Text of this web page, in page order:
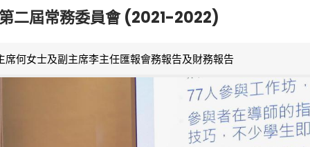
二屆常務委員會 (2021-2022)
席何女士及副主席李主任匯報會務報告及財務報告